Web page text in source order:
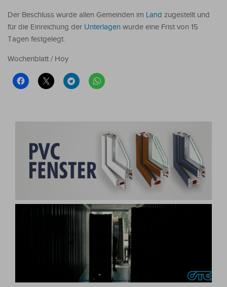
Der Beschluss wurde allen Gemeinden im Land zugestellt und
für die Einreichung der Unterlagen wurde eine Frist von 15
Tagen festgelegt.
Wochenblatt / Hoy